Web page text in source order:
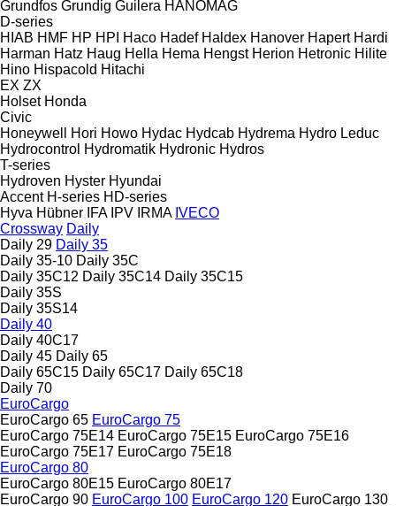
Grundfos Grundig Guilera HANOMAG
D-series
HIAB HMF HP HPI Haco Hadef Haldex Hanover Hapert Hardi
Harman Hatz Haug Hella Hema Hengst Herion Hetronic Hilite
Hino Hispacold Hitachi
EX ZX
Holset Honda
Civic
Honeywell
Hori Howo Hydac Hydcab Hydrema Hydro Leduc
Hydrocontrol Hydromatik Hydronic Hydros
T-series
Hydroven Hyster Hyundai
Accent H-series HD-series
Hyva Hübner IFA IPV IRMA IVECO
Crossway Daily
Daily 29 Daily 35
Daily 35-10 Daily 35C
Daily 35C12 Daily 35C14 Daily 35C15
Daily 35S
Daily 35S14
Daily 40
Daily 40C17
Daily 45 Daily 65
Daily 65C15 Daily 65C17 Daily 65C18
Daily 70
EuroCargo
EuroCargo 65 EuroCargo 75
EuroCargo 75E14 EuroCargo 75E15 EuroCargo 75E16
EuroCargo 75E17 EuroCargo 75E18
EuroCargo 80
EuroCargo 80E15 EuroCargo 80E17
EuroCargo 90 EuroCargo 100 EuroCargo 120 EuroCargo 130